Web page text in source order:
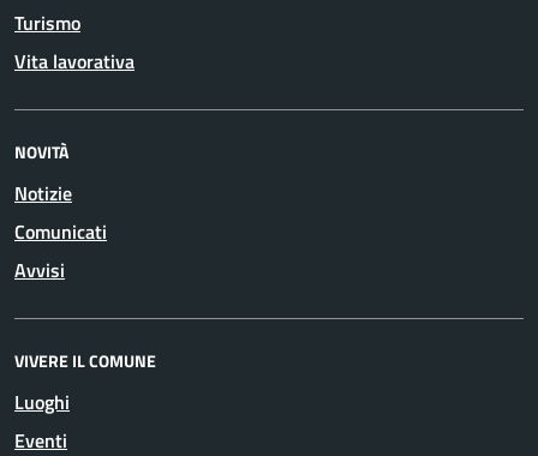
Turismo
Vita lavorativa
NOVITÀ
Notizie
Comunicati
Avvisi
VIVERE IL COMUNE
Luoghi
Eventi